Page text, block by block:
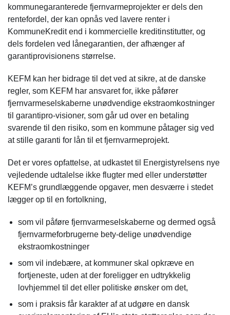
kommunegaranterede fjernvarmeprojekter er dels den
rentefordel, der kan opnås ved lavere renter i
KommuneKredit end i kommercielle kreditinstitutter, og
dels fordelen ved lånegarantien, der afhænger af
garantiprovisionens størrelse.
KEFM kan her bidrage til det ved at sikre, at de danske
regler, som KEFM har ansvaret for, ikke påfører
fjernvarmeselskaberne unødvendige ekstraomkostninger
til garantipro-visioner, som går ud over en betaling
svarende til den risiko, som en kommune påtager sig ved
at stille garanti for lån til et fjernvarmeprojekt.
Det er vores opfattelse, at udkastet til Energistyrelsens nye
vejledende udtalelse ikke flugter med eller understøtter
KEFM’s grundlæggende opgaver, men desværre i stedet
lægger op til en fortolkning,
som vil påføre fjernvarmeselskaberne og dermed også
fjernvarmeforbrugerne bety-delige unødvendige
ekstraomkostninger
som vil indebære, at kommuner skal opkræve en
fortjeneste, uden at der foreligger en udtrykkelig
lovhjemmel til det eller politiske ønsker om det,
som i praksis får karakter af at udgøre en dansk